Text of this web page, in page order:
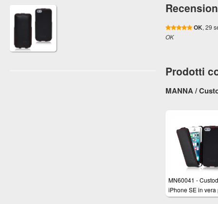
OK, 29
OK
Prodotti
MANNA /
MN60041 -
iPhone SE in vera
nappa nera -